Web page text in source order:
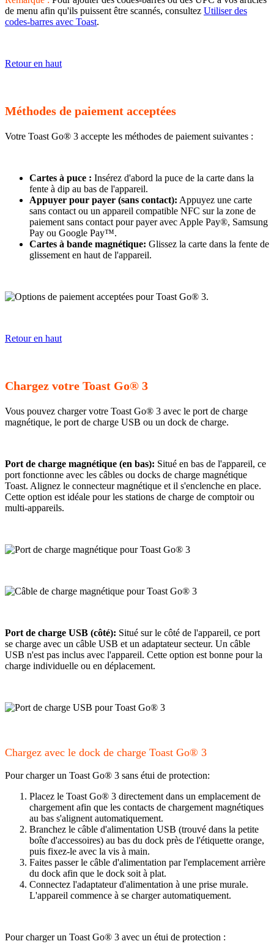
de menu afin qu'ils puissent être scannés, consultez Utiliser des
codes-barres avec Toast.
Retour en haut
Méthodes de paiement acceptées
Votre Toast Go® 3 accepte les méthodes de paiement suivantes :
Cartes à puce : Insérez d'abord la puce de la carte dans la
fente à dip au bas de l'appareil.
Appuyer pour payer (sans contact): Appuyez une carte
sans contact ou un appareil compatible NFC sur la zone de
paiement sans contact pour payer avec Apple Pay®, Samsung
Pay ou Google Pay™.
Cartes à bande magnétique: Glissez la carte dans la fente de
glissement en haut de l'appareil.
Retour en haut
Chargez votre Toast Go® 3
Vous pouvez charger votre Toast Go® 3 avec le port de charge
magnétique, le port de charge USB ou un dock de charge.
Port de charge magnétique (en bas): Situé en bas de l'appareil, ce
port fonctionne avec les câbles ou docks de charge magnétique
Toast. Alignez le connecteur magnétique et il s'enclenche en place.
Cette option est idéale pour les stations de charge de comptoir ou
multi-appareils.
Port de charge USB (côté): Situé sur le côté de l'appareil, ce port
se charge avec un câble USB et un adaptateur secteur. Un câble
USB n'est pas inclus avec l'appareil. Cette option est bonne pour la
charge individuelle ou en déplacement.
Chargez avec le dock de charge Toast Go® 3
Pour charger un Toast Go® 3 sans étui de protection:
Placez le Toast Go® 3 directement dans un emplacement de
chargement afin que les contacts de chargement magnétiques
au bas s'alignent automatiquement.
Branchez le câble d'alimentation USB (trouvé dans la petite
boîte d'accessoires) au bas du dock près de l'étiquette orange,
puis fixez-le avec la vis à main.
Faites passer le câble d'alimentation par l'emplacement arrière
du dock afin que le dock soit à plat.
Connectez l'adaptateur d'alimentation à une prise murale.
L'appareil commence à se charger automatiquement.
Pour charger un Toast Go® 3 avec un étui de protection :